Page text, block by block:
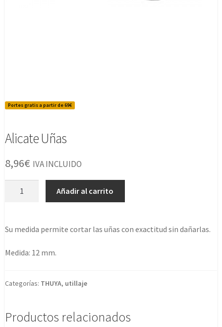
Portes gratis a partir de 69€
Alicate Uñas
8,96€ IVA INCLUIDO
Añadir al carrito
Su medida permite cortar las uñas con exactitud sin dañarlas.
Medida: 12 mm.
Categorías: THUYA, utillaje
Productos relacionados